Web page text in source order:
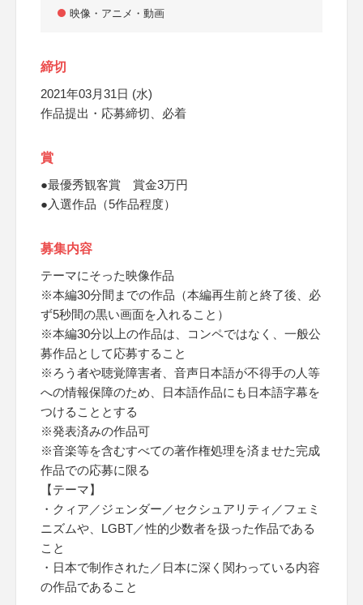
映像・アニメ・動画
締切
2021年03月31日 (水)
作品提出・応募締切、必着
賞
●最優秀観客賞 賞金3万円
●入選作品（5作品程度）
募集内容
テーマにそった映像作品
※本編30分間までの作品（本編再生前と終了後、必
ず5秒間の黒い画面を入れること）
※本編30分以上の作品は、コンペではなく、一般公
募作品として応募すること
※ろう者や聴覚障害者、音声日本語が不得手の人等
への情報保障のため、日本語作品にも日本語字幕を
つけることとする
※発表済みの作品可
※音楽等を含むすべての著作権処理を済ませた完成
作品での応募に限る
【テーマ】
・クィア／ジェンダー／セクシュアリティ／フェミ
ニズムや、LGBT／性的少数者を扱った作品である
こと
・日本で制作された／日本に深く関わっている内容
の作品であること